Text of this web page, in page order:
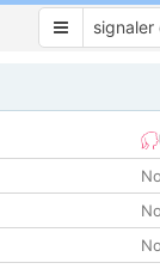
signaler